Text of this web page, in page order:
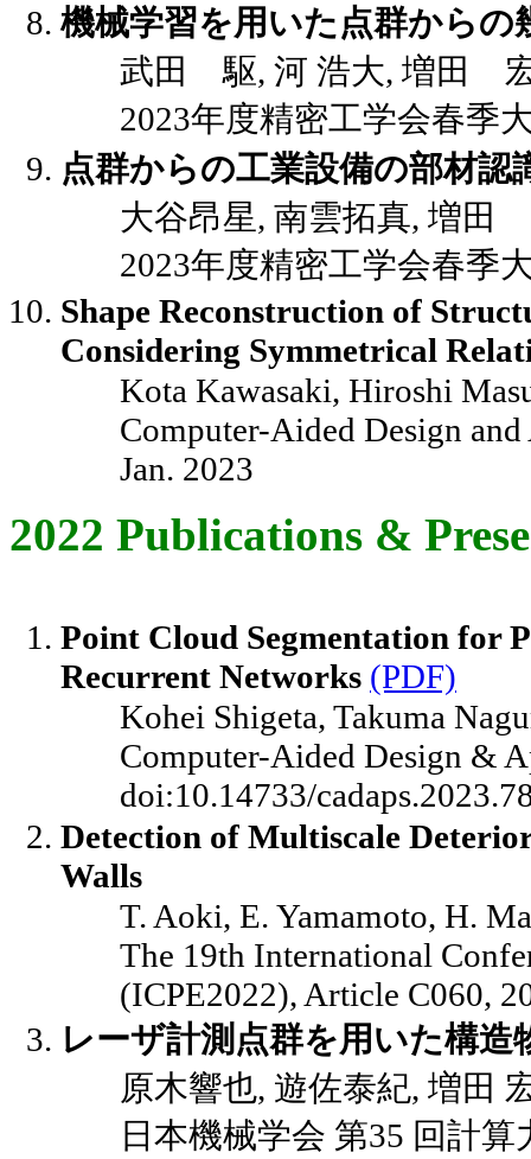
機械学習を用いた点群からの
武田 駆, 河 浩大, 増田
2023年度精密工学会春季
点群からの工業設備の部材認
大谷昂星, 南雲拓真, 増田
2023年度精密工学会春季
Shape Reconstruction of
Considering Symmetrical
Kota Kawasaki, Hiroshi
Computer-Aided Design
Jan. 2023
2022 Publications &
Point Cloud Segmentation for
Recurrent Networks (PDF)
Kohei Shigeta, Takuma
Computer-Aided Design &
doi:10.14733/
Detection of Multiscale
Walls
T. Aoki, E. Yamamoto, H.
The 19th International
(ICPE2022), Article C060,
レーザ計測点群を用いた構造
原木響也, 遊佐泰紀, 増田
日本機械学会 第35 回計